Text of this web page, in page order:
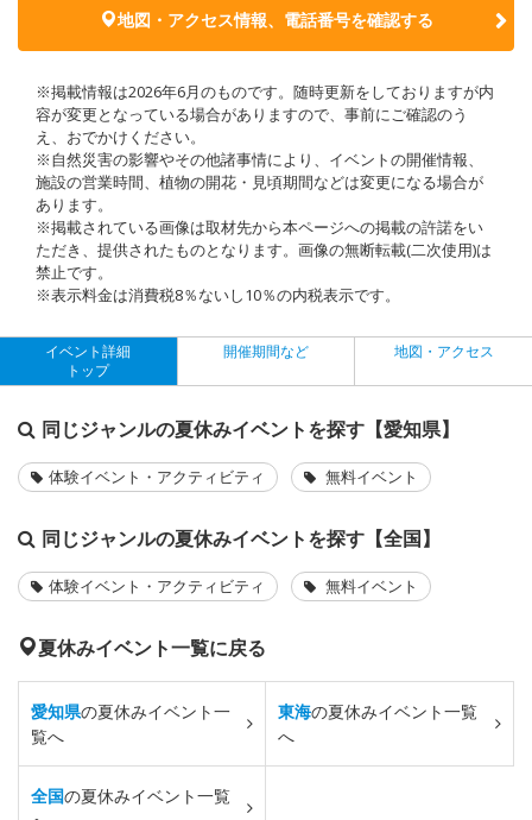
地図・アクセス情報、電話番号を確認する
※掲載情報は2026年6月のものです。随時更新をしておりますが内
容が変更となっている場合がありますので、事前にご確認のう
え、おでかけください。
※自然災害の影響やその他諸事情により、イベントの開催情報、
施設の営業時間、植物の開花・見頃期間などは変更になる場合が
あります。
※掲載されている画像は取材先から本ページへの掲載の許諾をい
ただき、提供されたものとなります。画像の無断転載(二次使用)は
禁止です。
※表示料金は消費税8％ないし10％の内税表示です。
イベント詳細
トップ
開催期間など 地図・アクセス
同じジャンルの夏休みイベントを探す【愛知県】
体験イベント・アクティビティ 無料イベント
同じジャンルの夏休みイベントを探す【全国】
体験イベント・アクティビティ 無料イベント
夏休みイベント一覧に戻る
愛知県の夏休みイベント一
覧へ
東海の夏休みイベント一覧
へ
全国の夏休みイベント一覧